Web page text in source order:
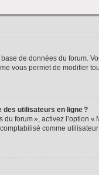
de données du forum.
vous permet de modifier
des utilisateurs en ligne ?
forum », activez l’option
comme